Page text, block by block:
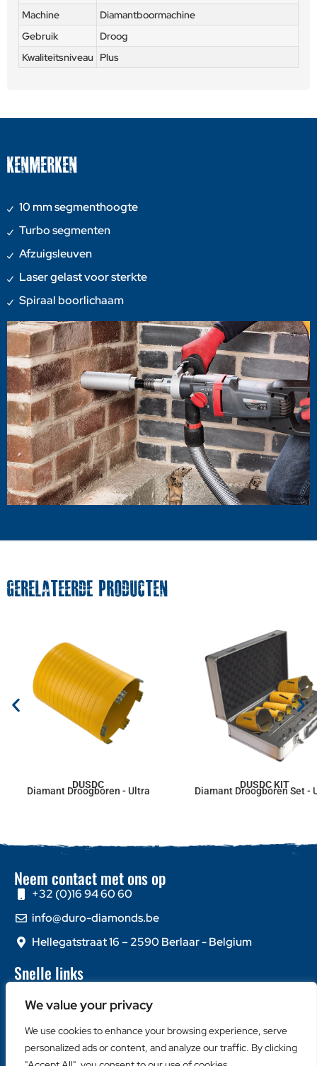
We value your privacy
We use cookies to enhance your browsing experience, serve
personalized ads or content, and analyze our traffic. By clicking
Machine
Diamantboormachine
Gebruik
Droog
Kwaliteitsniveau Plus
KENMERKEN
10 mm segmenthoogte
Turbo segmenten
Afzuigsleuven
Laser gelast voor sterkte
Spiraal boorlichaam
GERELATEERDE PRODUCTEN
DUSDC
Diamant Droogboren - Ultra
DUSDC KIT
Diamant Droogboren Set -
Neem contact met ons op
+32 (0)16 94 60 60
info@duro-diamonds.be
Hellegatstraat 16 – 2590 Berlaar - Belgium
Snelle links
Over ons
Contacteer ons